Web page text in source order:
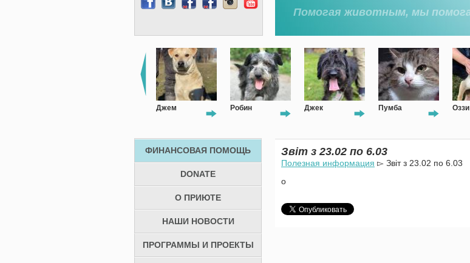
Джем Робин Джек Пумба Оззи
ФИНАНСОВАЯ ПОМОЩЬ
DONATE
О ПРИЮТЕ
НАШИ НОВОСТИ
ПРОГРАММЫ И ПРОЕКТЫ
Звіт з 23.02 по 6.03
Полезная информация ▻ Звіт з 23.02 по 6.03
о